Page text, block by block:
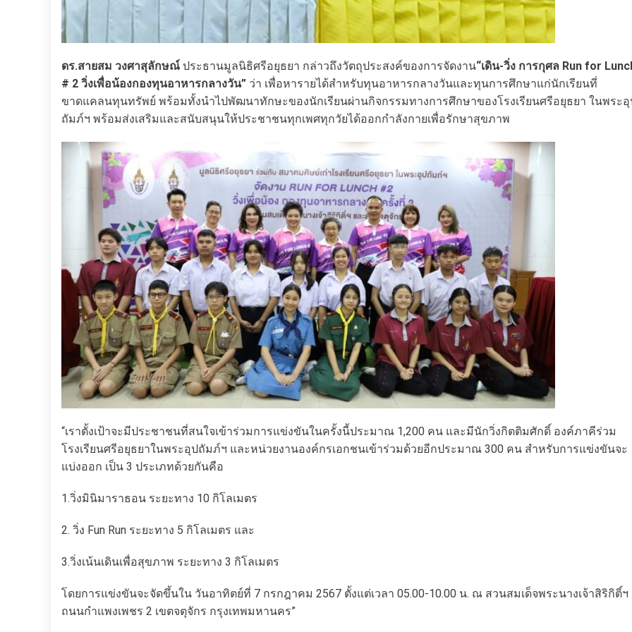
ดร.สายสม วงศาสุลักษณ์ ประธานมูลนิธิศรีอยุธยา กล่าวถึงวัตถุประสงค์ของการจัดงาน“เดิน-วิ่ง การกุศล Run for
# 2 วิ่งเพื่อน้องกองทุนอาหารกลางวัน” ว่า เพื่อหารายได้สำหรับทุนอาหารกลางวันและทุนการศึกษาแก่นักเรียนที่
ขาดแคลนทุนทรัพย์ พร้อมทั้งนำไปพัฒนาทักษะของนักเรียนผ่านกิจกรรมทางการศึกษาของโรงเรียนศรีอยุธยา ในพระ
ถัมภ์ฯ พร้อมส่งเสริมและสนับสนุนให้ประชาชนทุกเพศทุกวัยได้ออกกำลังกายเพื่อรักษาสุขภาพ
“เราตั้งเป้าจะมีประชาชนที่สนใจเข้าร่วมการแข่งขันในครั้งนี้ประมาณ 1,200 คน และมีนักวิ่งกิตติมศักดิ์ องค์ภาคีร่วม
โรงเรียนศรีอยุธยาในพระอุปถัมภ์ฯ และหน่วยงานองค์กรเอกชนเข้าร่วมด้วยอีกประมาณ 300 คน สำหรับการแข่งขันจะ
แบ่งออก เป็น 3 ประเภทด้วยกันคือ
1.วิ่งมินิมาราธอน ระยะทาง 10 กิโลเมตร
2. วิ่ง Fun Run ระยะทาง 5 กิโลเมตร และ
3.วิ่งเน้นเดินเพื่อสุขภาพ ระยะทาง 3 กิโลเมตร
โดยการแข่งขันจะจัดขึ้นใน วันอาทิตย์ที่ 7 กรกฎาคม 2567 ตั้งแต่เวลา 05.00-10.00 น. ณ สวนสมเด็จพระนางเจ้าสิริกิติ์ฯ
ถนนกำแพงเพชร 2 เขตจตุจักร กรุงเทพมหานคร”